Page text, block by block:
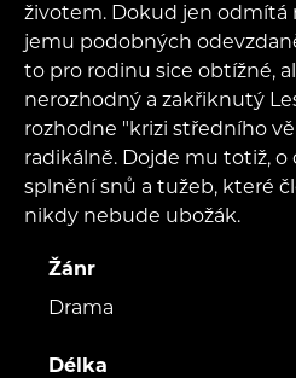
životem. Dokud jen odmítá
jemu podobných
to pro rodinu sice obtížné,
nerozhodný a zakřiknutý
rozhodne "krizi středního
radikálně. Dojde mu totiž, o
splnění snů a tužeb, které
nikdy nebude ubožák.
Žánr
Drama
Délka